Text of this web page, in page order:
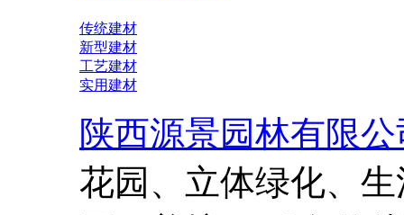
传统建材
新型建材
工艺建材
实用建材
陕西源景园林有限公
花园、立体绿化、